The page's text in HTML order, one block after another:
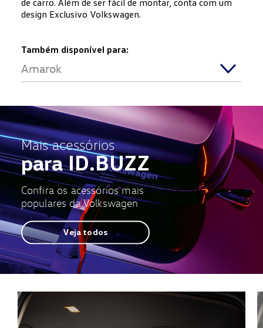
de carro. Além de ser fácil de montar, conta com um
design Exclusivo Volkswagen.
Também disponível para:
Amarok
Mais acessórios
para ID.BUZZ
Confira os acessórios mais
populares da Volkswagen
Veja todos